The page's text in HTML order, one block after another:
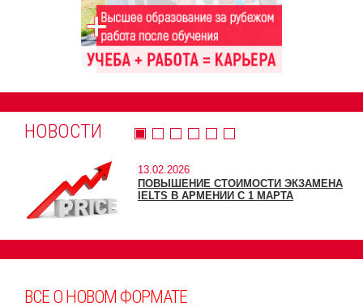
НОВОСТИ
13.02.2026
ПОВЫШЕНИЕ СТОИМОСТИ ЭКЗАМЕНА
IELTS В АРМЕНИИ С 1 МАРТА
ВСЕ О НОВОМ ФОРМАТЕ